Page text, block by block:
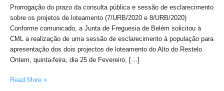
Prorrogação do prazo da consulta pública e sessão de esclarecimento
sobre os projetos de loteamento (7/URB/2020 e 8/URB/2020)
Conforme comunicado, a Junta de Freguesia de Belém solicitou à
CML a realização de uma sessão de esclarecimento à população para
apresentação dos dois projectos de loteamento do Alto do Restelo.
Ontem, quinta-feira, dia 25 de Fevereiro, […]
Alto
do
Restelo
Read More »